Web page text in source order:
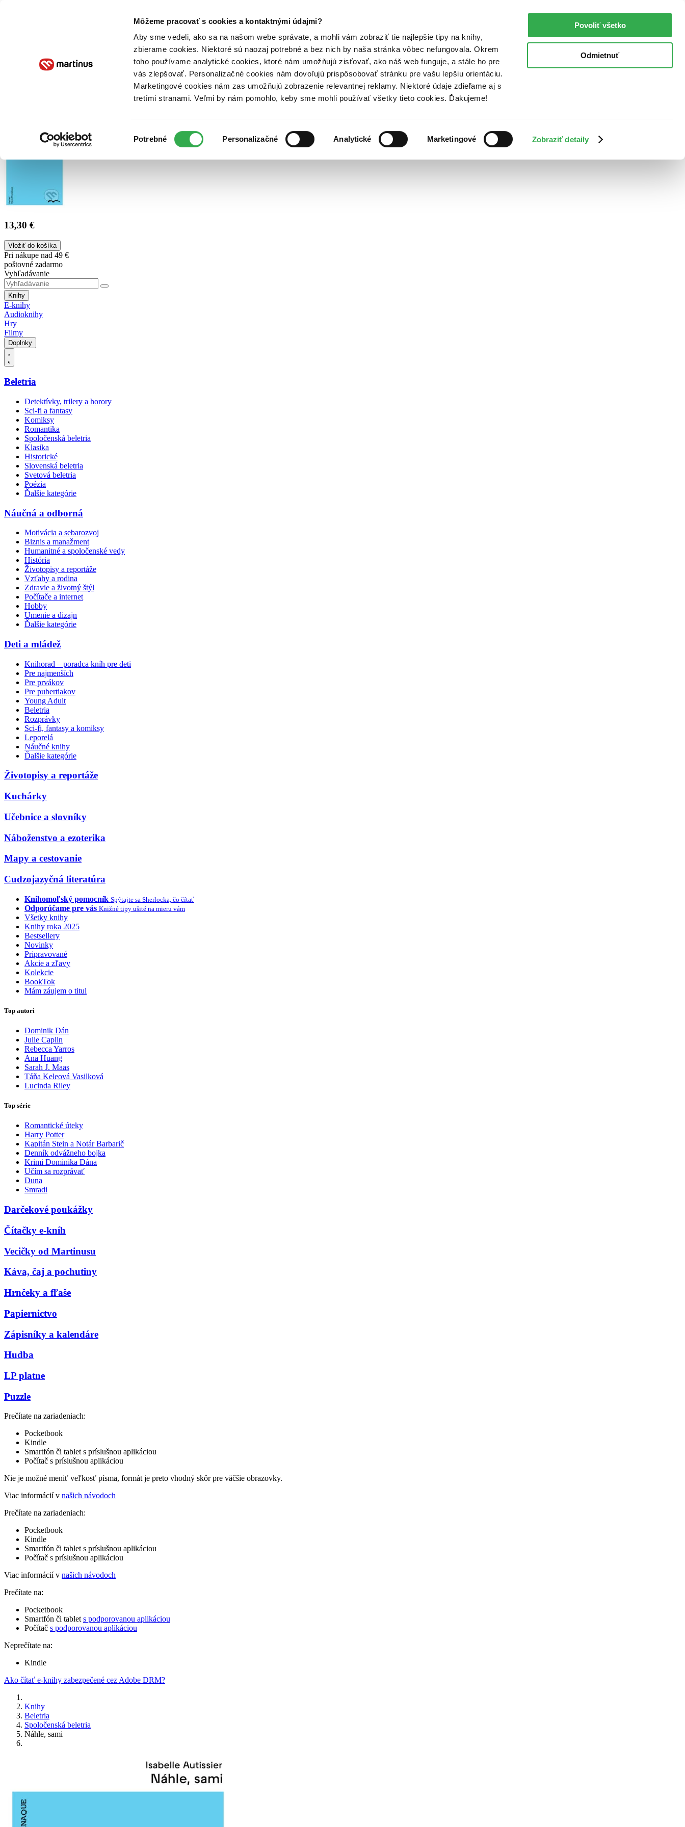
Môžeme pracovať s cookies a kontaktnými údajmi?
Aby sme vedeli, ako sa na našom webe správate, a mohli vám zobraziť tie najlepšie tipy na knihy,
zbierame cookies. Niektoré sú naozaj potrebné a bez nich by naša stránka vôbec nefungovala. Okrem
toho používame analytické cookies, ktoré nám umožňujú zisťovať, ako náš web funguje, a stále ho pre
vás zlepšovať. Personalizačné cookies nám dovoľujú prispôsobovať stránku pre vašu lepšiu orientáciu.
Marketingové cookies nám zas umožňujú zobrazenie relevantnej reklamy. Niektoré údaje zdieľame aj s
tretími stranami. Veľmi by nám pomohlo, keby sme mohli používať všetky tieto cookies. Ďakujeme!
súhlasu
Potrebné Personalizačné Analytické Marketingové Zobraziť detaily
Povoliť všetko
Odmietnuť
Poukážky Kontakt
13,30 €
Vložiť do košíka
Pri nákupe nad 49 €
poštovné zadarmo
Vyhľadávanie
Knihy
E-knihy
Audioknihy
Hry
Filmy
Doplnky
Beletria
Detektívky, trilery a horory
Sci-fi a fantasy
Komiksy
Romantika
Spoločenská beletria
Klasika
Historické
Slovenská beletria
Svetová beletria
Poézia
Ďalšie kategórie
Náučná a odborná
Motivácia a sebarozvoj
Biznis a manažment
Humanitné a spoločenské vedy
História
Životopisy a reportáže
Vzťahy a rodina
Zdravie a životný štýl
Počítače a internet
Hobby
Umenie a dizajn
Ďalšie kategórie
Deti a mládež
Knihorad – poradca kníh pre deti
Pre najmenších
Pre prvákov
Pre pubertiakov
Young Adult
Beletria
Rozprávky
Sci-fi, fantasy a komiksy
Leporelá
Náučné knihy
Ďalšie kategórie
Životopisy a reportáže
Kuchárky
Učebnice a slovníky
Náboženstvo a ezoterika
Mapy a cestovanie
Cudzojazyčná literatúra
Knihomoľský pomocník Spýtajte sa Sherlocka, čo čítať
Odporúčame pre vás Knižné tipy ušité na mieru vám
Všetky knihy
Knihy roka 2025
Bestsellery
Novinky
Pripravované
Akcie a zľavy
Kolekcie
BookTok
Mám záujem o titul
Top autori
Dominik Dán
Julie Caplin
Rebecca Yarros
Ana Huang
Sarah J. Maas
Táňa Keleová Vasilková
Lucinda Riley
Top série
Romantické úteky
Harry Potter
Kapitán Stein a Notár Barbarič
Denník odvážneho bojka
Krimi Dominika Dána
Učím sa rozprávať
Duna
Smradi
Darčekové poukážky
Čítačky e-kníh
Vecičky od Martinusu
Káva, čaj a pochutiny
Hrnčeky a fľaše
Papiernictvo
Zápisníky a kalendáre
Hudba
LP platne
Puzzle
Prečítate na zariadeniach:
Pocketbook
Kindle
Smartfón či tablet s príslušnou aplikáciou
Počítač s príslušnou aplikáciou
Nie je možné meniť veľkosť písma, formát je preto vhodný skôr pre väčšie obrazovky.
Viac informácií v našich návodoch
Prečítate na zariadeniach:
Pocketbook
Kindle
Smartfón či tablet s príslušnou aplikáciou
Počítač s príslušnou aplikáciou
Viac informácií v našich návodoch
Prečítate na:
Pocketbook
Smartfón či tablet s podporovanou aplikáciou
Počítač s podporovanou aplikáciou
Neprečítate na:
Kindle
Ako čítať e-knihy zabezpečené cez Adobe DRM?
Knihy
Beletria
Spoločenská beletria
Náhle, sami